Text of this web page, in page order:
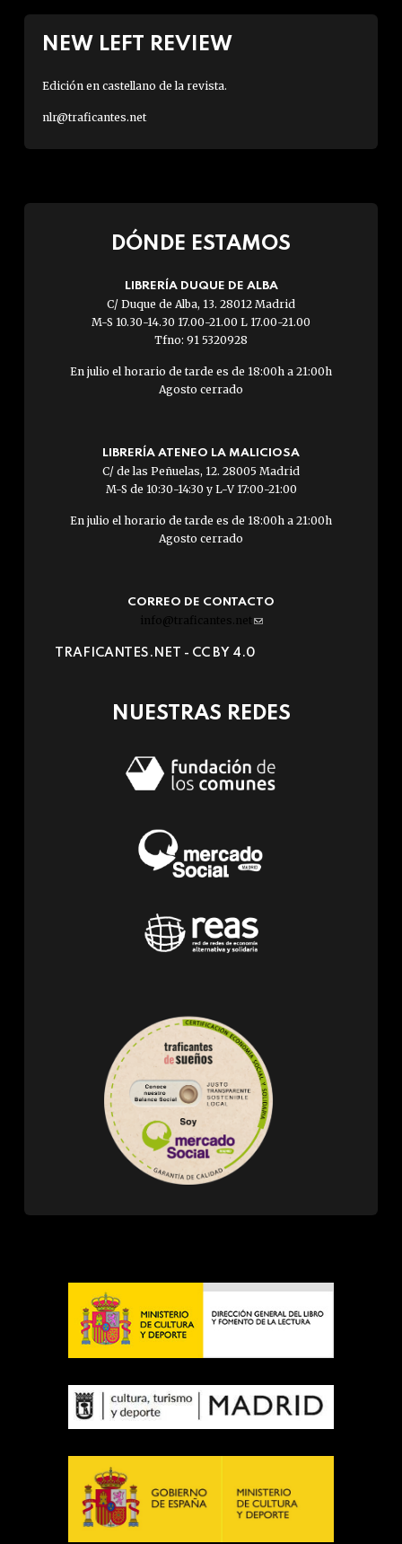
NEW LEFT REVIEW
Edición en castellano de la revista.
nlr@traficantes.net
DÓNDE ESTAMOS
LIBRERÍA DUQUE DE ALBA
C/ Duque de Alba, 13. 28012 Madrid
M-S 10.30-14.30 17.00-21.00 L 17.00-21.00
Tfno: 91 5320928
En julio el horario de tarde es de 18:00h a 21:00h
Agosto cerrado
LIBRERÍA ATENEO LA MALICIOSA
C/ de las Peñuelas, 12. 28005 Madrid
M-S de 10:30-14:30 y L-V 17:00-21:00
En julio el horario de tarde es de 18:00h a 21:00h
Agosto cerrado
CORREO DE CONTACTO
info@traficantes.net (link
e-
TRAFICANTES.NET - CC BY 4.0
NUESTRAS REDES